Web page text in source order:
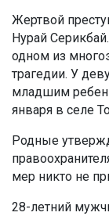
Жертвой
Нурай
одном из
трагедии. У
младшим
января в селе
Родные
мер никто не
28-летний